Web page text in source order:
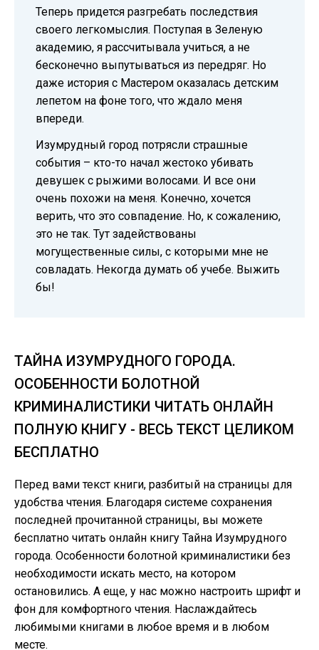
Теперь придется разгребать последствия
своего легкомыслия. Поступая в Зеленую
академию, я рассчитывала учиться, а не
бесконечно выпутываться из передряг. Но
даже история с Мастером оказалась детским
лепетом на фоне того, что ждало меня
впереди.
Изумрудный город потрясли страшные
события – кто-то начал жестоко убивать
девушек с рыжими волосами. И все они
очень похожи на меня. Конечно, хочется
верить, что это совпадение. Но, к сожалению,
это не так. Тут задействованы
могущественные силы, с которыми мне не
совладать. Некогда думать об учебе. Выжить
бы!
ТАЙНА ИЗУМРУДНОГО ГОРОДА.
ОСОБЕННОСТИ БОЛОТНОЙ
КРИМИНАЛИСТИКИ ЧИТАТЬ ОНЛАЙН
ПОЛНУЮ КНИГУ - ВЕСЬ ТЕКСТ ЦЕЛИКОМ
БЕСПЛАТНО
Перед вами текст книги, разбитый на страницы для
удобства чтения. Благодаря системе сохранения
последней прочитанной страницы, вы можете
бесплатно читать онлайн книгу Тайна Изумрудного
города. Особенности болотной криминалистики без
необходимости искать место, на котором
остановились. А еще, у нас можно настроить шрифт и
фон для комфортного чтения. Наслаждайтесь
любимыми книгами в любое время и в любом
месте.